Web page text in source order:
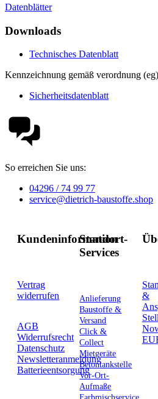
Datenblätter
Downloads
Technisches Datenblatt
Kennzeichnung gemäß verordnung
Sicherheitsdatenblatt
So erreichen Sie uns:
04296 / 74 99 77
service@dietrich-baustoffe.shop
Kundeninformation
Vertrag
widerrufen
AGB
Widerrufsrecht
Datenschutz
Newsletteranmeldung
Batterieentsorgung
Standort-
Services
Anlieferung
Baustoffe &
Versand
Click &
Collect
Mietgeräte
Betontankstelle
Vor-Ort-
Aufmaße
&